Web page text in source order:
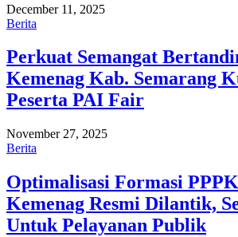
December 11, 2025
Berita
Perkuat Semangat
Kemenag Kab. Semarang
Peserta PAI Fair
November 27, 2025
Berita
Optimalisasi Formasi
Kemenag Resmi Dilantik,
Untuk Pelayanan Publik